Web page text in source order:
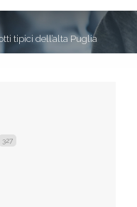
tipici dell’alta Puglia
327